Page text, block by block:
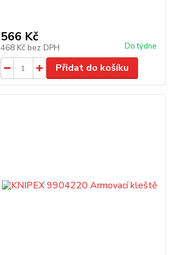
566 Kč
468 Kč bez DPH Do týdne
Přidat do košíku